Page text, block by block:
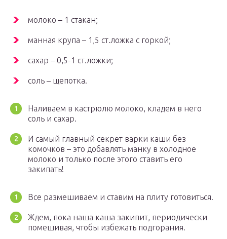
молоко – 1 стакан;
манная крупа – 1,5 ст.ложка с горкой;
сахар – 0,5-1 ст.ложки;
соль – щепотка.
Наливаем в кастрюлю молоко, кладем в него
соль и сахар.
И самый главный секрет варки каши без
комочков – это добавлять манку в холодное
молоко и только после этого ставить его
закипать!
Все размешиваем и ставим на плиту готовиться.
Ждем, пока наша каша закипит, периодически
помешивая, чтобы избежать подгорания.